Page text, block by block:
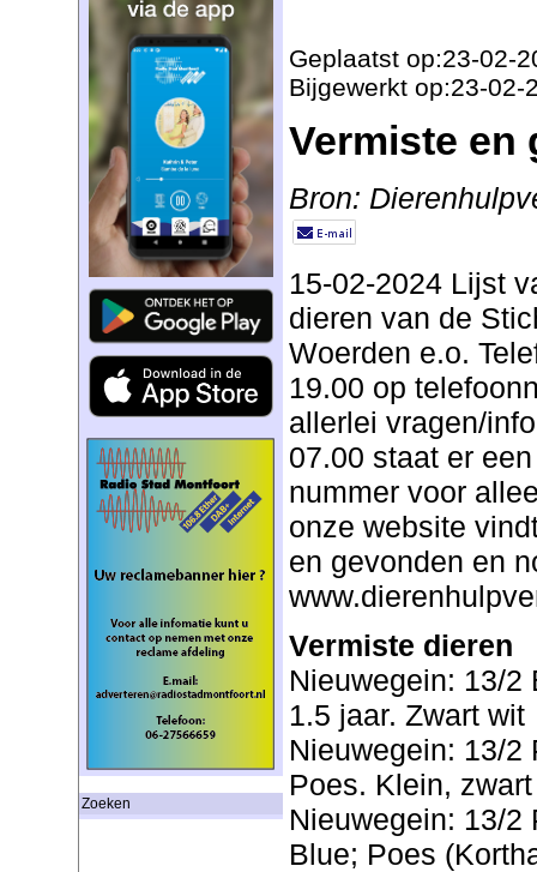
Zoeken
Geplaatst op:23-02-
Bijgewerkt op:23-02-
Vermiste en
Bron:
15-02-2024 Lijst
dieren van de
Woerden e.o.
19.00 op
allerlei vragen/
07.00 staat er
nummer voor
onze website
en gevonden en
Vermiste dieren
Nieuwegein: 13/2
1.5 jaar. Zwart wit
Nieuwegein: 13/2
Poes. Klein,
Nieuwegein: 13/2
Blue; Poes